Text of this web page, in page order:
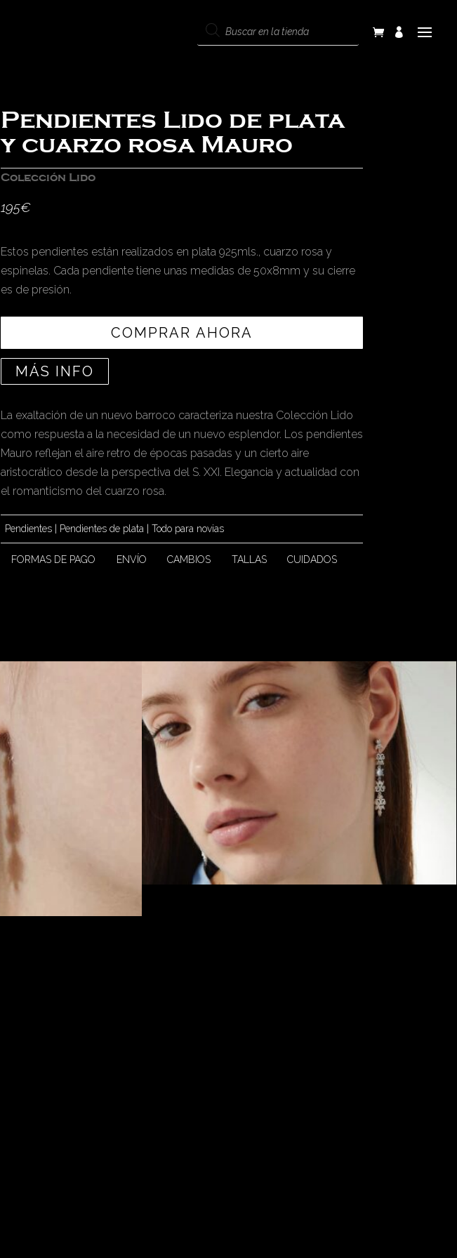
search
Pendientes Lido de plata
y cuarzo rosa Mauro
Colección Lido
195€
Estos pendientes están realizados en plata 925mls., cuarzo rosa y
espinelas. Cada pendiente tiene unas medidas de 50x8mm y su cierre
es de presión.
COMPRAR AHORA
MÁS INFO
La exaltación de un nuevo barroco caracteriza nuestra Colección Lido
como respuesta a la necesidad de un nuevo esplendor. Los pendientes
Mauro reflejan el aire retro de épocas pasadas y un cierto aire
aristocrático desde la perspectiva del S. XXI. Elegancia y actualidad con
el romanticismo del cuarzo rosa.
Pendientes| Pendientes de plata Todo para novias
FORMAS DE PAGO ENVÍO CAMBIOS TALLAS CUIDADOS